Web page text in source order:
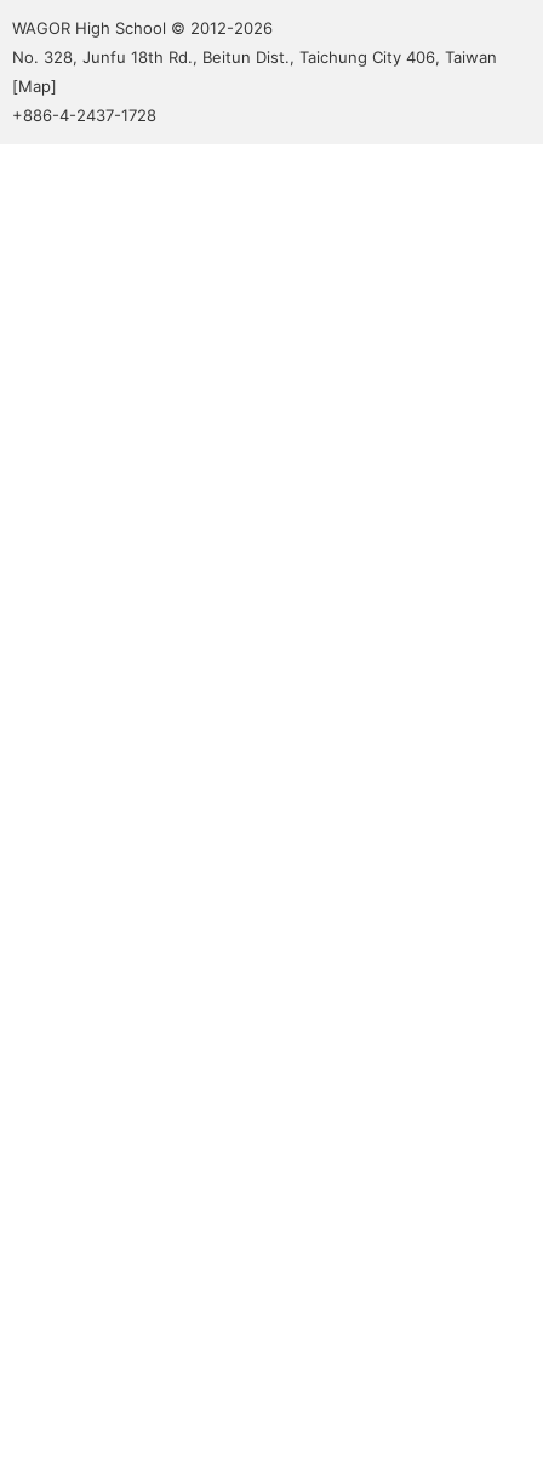
WAGOR High School © 2012-2026
No. 328, Junfu 18th Rd., Beitun Dist., Taichung City 406, Taiwan
[Map]
+886-4-2437-1728